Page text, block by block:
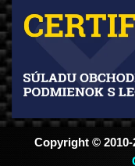
Copyright © 2010-